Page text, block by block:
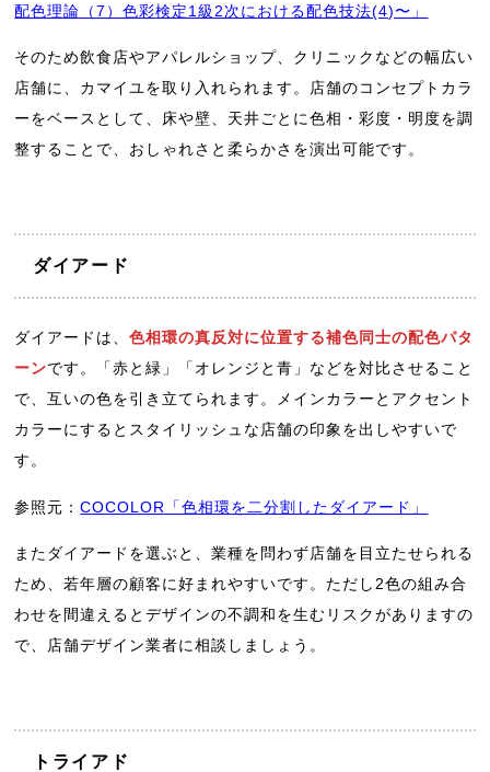
配色理論（7）色彩検定1級2次における配色技法(4)〜」
そのため飲食店やアパレルショップ、クリニックなどの幅広い
店舗に、カマイユを取り入れられます。店舗のコンセプトカラ
ーをベースとして、床や壁、天井ごとに色相・彩度・明度を調
整することで、おしゃれさと柔らかさを演出可能です。
ダイアード
ダイアードは、色相環の真反対に位置する補色同士の配色パタ
ーンです。「赤と緑」「オレンジと青」などを対比させること
で、互いの色を引き立てられます。メインカラーとアクセント
カラーにするとスタイリッシュな店舗の印象を出しやすいで
す。
参照元：COCOLOR「色相環を二分割したダイアード」
またダイアードを選ぶと、業種を問わず店舗を目立たせられる
ため、若年層の顧客に好まれやすいです。ただし2色の組み合
わせを間違えるとデザインの不調和を生むリスクがありますの
で、店舗デザイン業者に相談しましょう。
トライアド